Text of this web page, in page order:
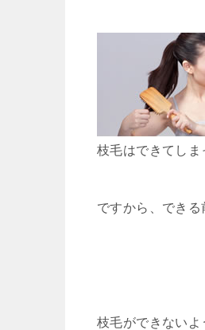
枝毛はできてしま
ですから、できる
枝毛ができないよ